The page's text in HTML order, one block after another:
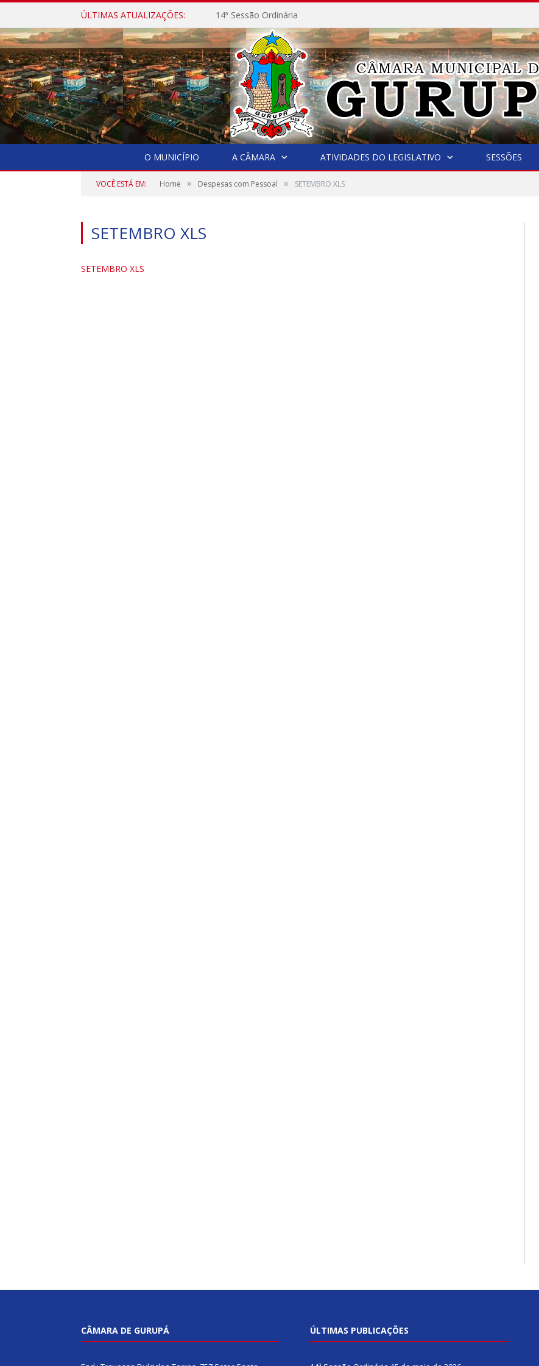
ÚLTIMAS ATUALIZAÇÕES: 14ª Sessão Ordinária
O MUNICÍPIO A CÂMARA ATIVIDADES DO LEGISLATIVO SESSÕES
VOCÊ ESTÁ EM: Home » Despesas com Pessoal » SETEMBRO XLS
SETEMBRO XLS
SETEMBRO XLS
CÂMARA DE GURUPÁ ÚLTIMAS PUBLICAÇÕES